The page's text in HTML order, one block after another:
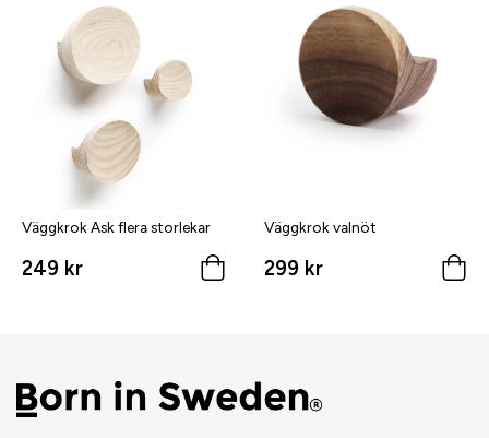
Väggkrok Ask flera storlekar
249 kr
Väggkrok valnöt
299 kr